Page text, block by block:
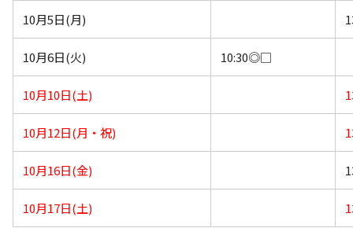
10月5日(月)
10月6日(火) 10:30◎□
10月10日(土)
10月12日(月・祝)
10月16日(金)
10月17日(土)